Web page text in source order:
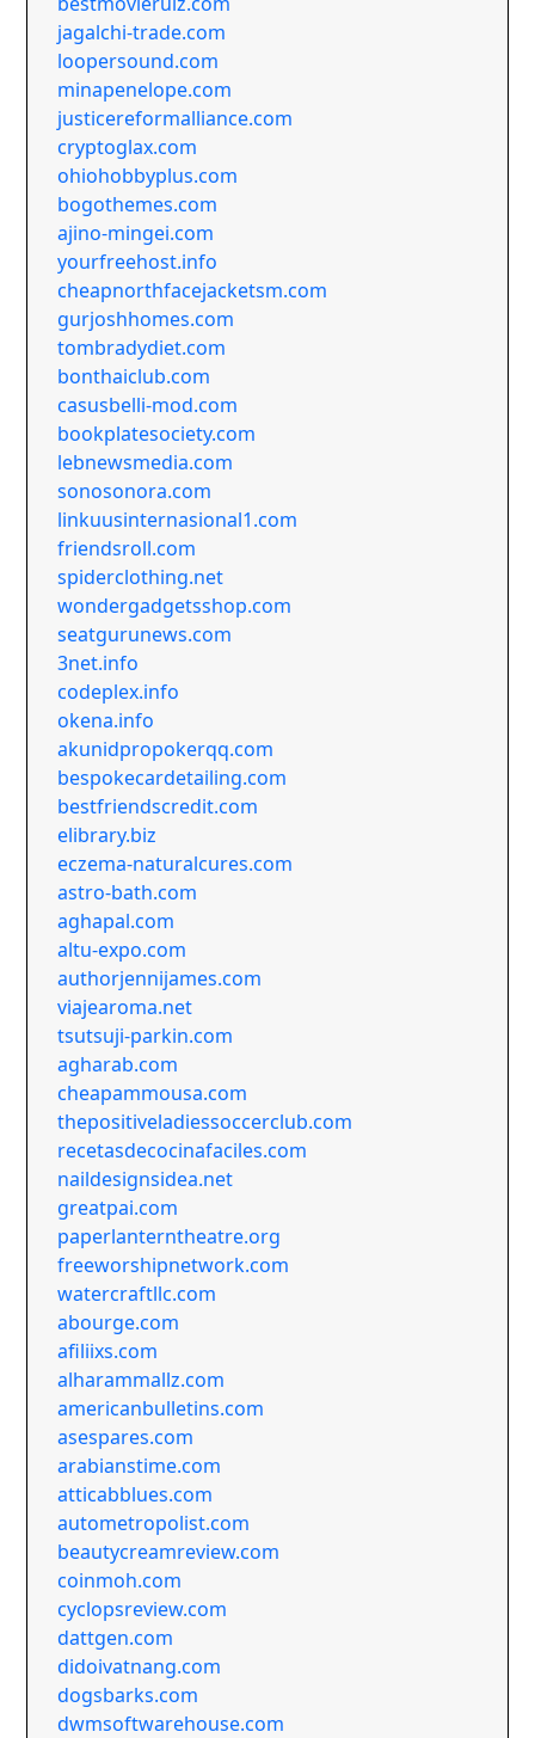
jagalchi-trade.com
loopersound.com
minapenelope.com
justicereformalliance.com
cryptoglax.com
ohiohobbyplus.com
bogothemes.com
ajino-mingei.com
yourfreehost.info
cheapnorthfacejacketsm.com
gurjoshhomes.com
tombradydiet.com
bonthaiclub.com
casusbelli-mod.com
bookplatesociety.com
lebnewsmedia.com
sonosonora.com
linkuusinternasional1.com
friendsroll.com
spiderclothing.net
wondergadgetsshop.com
seatgurunews.com
3net.info
codeplex.info
okena.info
akunidpropokerqq.com
bespokecardetailing.com
bestfriendscredit.com
elibrary.biz
eczema-naturalcures.com
astro-bath.com
aghapal.com
altu-expo.com
authorjennijames.com
viajearoma.net
tsutsuji-parkin.com
agharab.com
cheapammousa.com
thepositiveladiessoccerclub.com
recetasdecocinafaciles.com
naildesignsidea.net
greatpai.com
paperlanterntheatre.org
freeworshipnetwork.com
watercraftllc.com
abourge.com
afiliixs.com
alharammallz.com
americanbulletins.com
asespares.com
arabianstime.com
atticabblues.com
autometropolist.com
beautycreamreview.com
coinmoh.com
cyclopsreview.com
dattgen.com
didoivatnang.com
dogsbarks.com
dwmsoftwarehouse.com